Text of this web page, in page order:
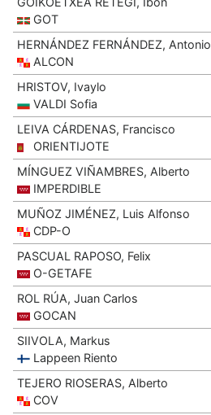
GOT
HERNÁNDEZ FERNÁNDEZ, Antonio
ALCON
HRISTOV, Ivaylo
VALDI Sofia
LEIVA CÁRDENAS, Francisco
ORIENTIJOTE
MÍNGUEZ VIÑAMBRES, Alberto
IMPERDIBLE
MUÑOZ JIMÉNEZ, Luis Alfonso
CDP-O
PASCUAL RAPOSO, Felix
O-GETAFE
ROL RÚA, Juan Carlos
GOCAN
SIIVOLA, Markus
Lappeen Riento
TEJERO RIOSERAS, Alberto
COV